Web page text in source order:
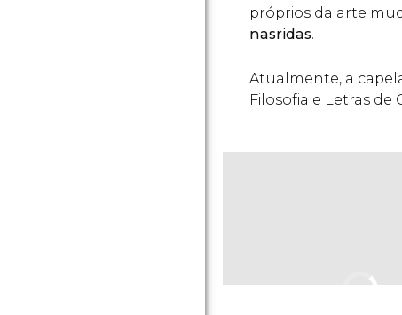
próprios da arte
nasridas.
Atualmente, a
Filosofia e Letras de